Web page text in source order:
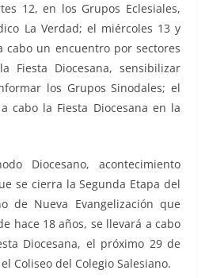
12, en los Grupos Eclesiales,
La Verdad; el miércoles 13 y
cabo un encuentro por sectores
Fiesta Diocesana, sensibilizar
los Grupos Sinodales; el
cabo la Fiesta Diocesana en la
Diocesano, acontecimiento
se cierra la Segunda Etapa del
de Nueva Evangelización que
hace 18 años, se llevará a cabo
Diocesana, el próximo 29 de
Coliseo del Colegio Salesiano.